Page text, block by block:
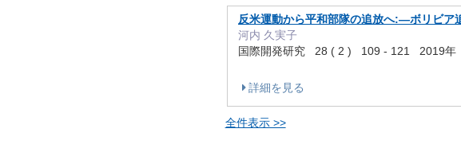
反米運動から平和部隊の追放へ:―ボリビ
河内 久実子
国際開発研究 28 ( 2 ) 109 - 121 2019年
詳細を見る
全件表示 >>